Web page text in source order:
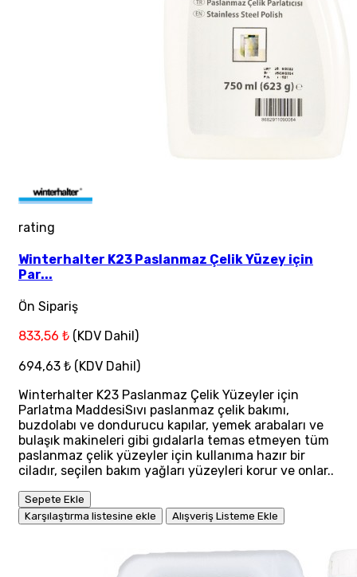
rating
Winterhalter K23 Paslanmaz Çelik Yüzey için
Par...
Ön Sipariş
833,56 ₺ (KDV Dahil)
694,63 ₺ (KDV Dahil)
Winterhalter K23 Paslanmaz Çelik Yüzeyler için
Parlatma MaddesiSıvı paslanmaz çelik bakımı,
buzdolabı ve dondurucu kapılar, yemek arabaları ve
bulaşık makineleri gibi gıdalarla temas etmeyen tüm
paslanmaz çelik yüzeyler için kullanıma hazır bir
ciladır, seçilen bakım yağları yüzeyleri korur ve onlar..
Sepete Ekle
Karşılaştırma listesine ekle
Alışveriş Listeme Ekle